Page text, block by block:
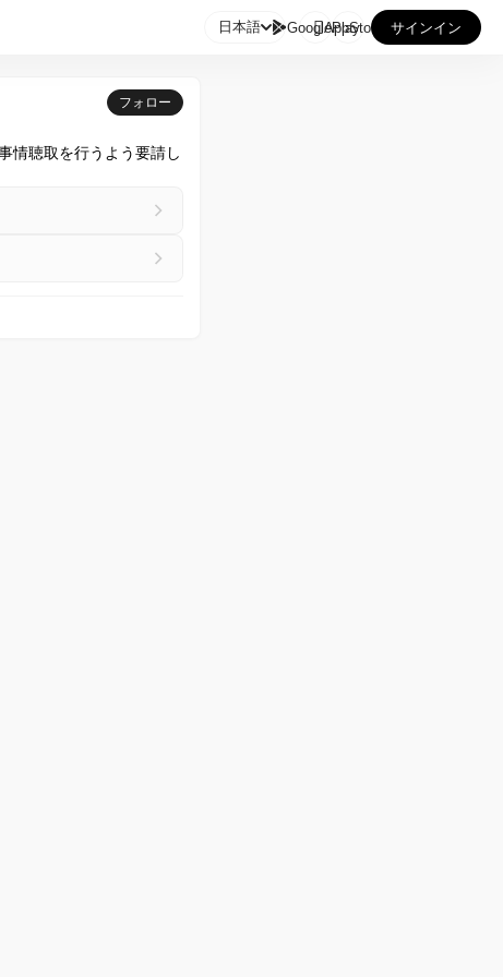
日本語 GooglePlay
AppStore サインイン
フォロー
情聴取を行うよう要請し